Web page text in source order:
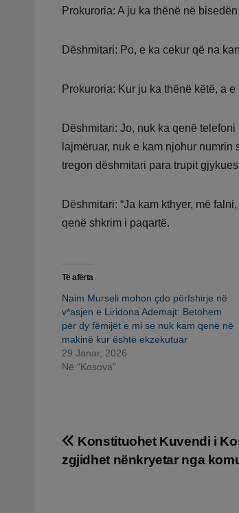
Prokuroria: A ju ka thënë në
Dëshmitari: Po, e ka cekur që na
Prokuroria: Kur ju ka thënë këtë, a
Dëshmitari: Jo, nuk ka qenë
lajmëruar, nuk e kam njohur numrin
tregon dëshmitari para trupit
Dëshmitari: “Ja kam kthyer, më
qenë shkrim i paqartë.
Të afërta
Naim Murseli mohon çdo përfshirje në
v*asjen e Liridona Ademajt: Betohem
për dy fëmijët e mi se nuk kam qenë në
makinë kur është ekzekutuar
29 Janar, 2026
Në “Kosova”
Lëvizje
te
Konstituohet Kuvendi i
zgjidhet nënkryetar nga